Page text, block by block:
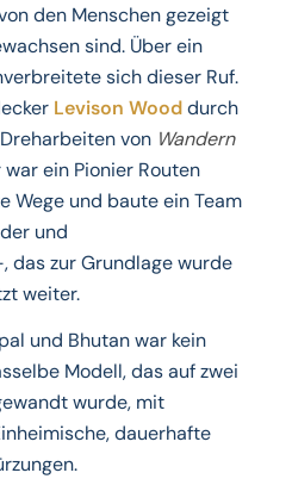
den Menschen gezeigt
sind. Über ein
sich dieser Ruf.
Levison Wooddurch
von Wandern
war ein Pionier Routen
Wege und baute ein Team
und
das zur Grundlage wurde
weiter.
und Bhutan war kein
Modell, das auf zwei
wurde, mit
dauerhafte